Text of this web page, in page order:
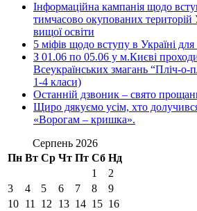
Інформаційна кампанія щодо
тимчасово окупованих територій
вищої освіти
5 міфів щодо вступу в Україні
З 01.06 по 05.06 у м.Києві
Всеукраїнських змагань “Пліч-о-
1-4 класи)
Останній дзвоник – свято
Щиро дякуємо усім, хто
«Ворогам – кришка».
Серпень 2026
Пн Вт Ср Чт Пт Сб Нд
1
2
3
4 5 6 7 8
9
10 11 12 13 14 15 16